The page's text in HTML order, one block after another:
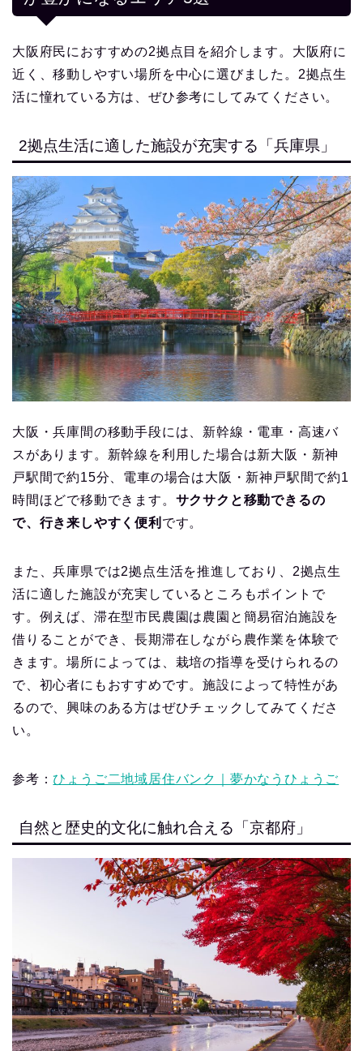
大阪府民におすすめの2拠点目を紹介します。大阪府に
近く、移動しやすい場所を中心に選びました。2拠点生
活に憧れている方は、ぜひ参考にしてみてください。
2拠点生活に適した施設が充実する「兵庫県」
大阪・兵庫間の移動手段には、新幹線・電車・高速バ
スがあります。新幹線を利用した場合は新大阪・新神
戸駅間で約15分、電車の場合は大阪・新神戸駅間で約1
時間ほどで移動できます。 サクサクと移動できるの
で、行き来しやすく便利 です。
また、兵庫県では2拠点生活を推進しており、2拠点生
活に適した施設が充実しているところもポイントで
す。例えば、滞在型市民農園は農園と簡易宿泊施設を
借りることができ、長期滞在しながら農作業を体験で
きます。場所によっては、栽培の指導を受けられるの
で、初心者にもおすすめです。施設によって特性があ
るので、興味のある方はぜひチェックしてみてくださ
い。
参考：ひょうご二地域居住バンク｜夢かなうひょうご
自然と歴史的文化に触れ合える「京都府」